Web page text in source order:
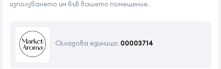
използването им във вашето помещение.
Складова единица: 00003714